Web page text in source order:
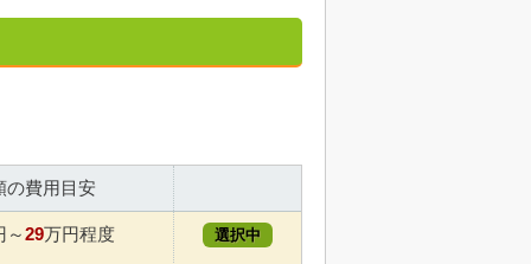
の費用目安
～29万円程度 選択中